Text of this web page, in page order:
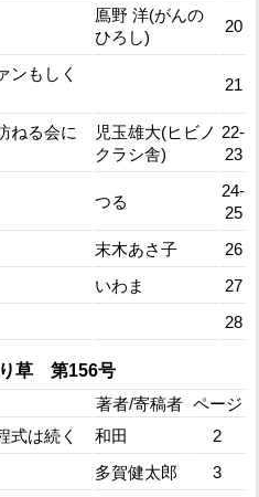
鳫野 洋(がんの
ひろし)
20
ンもしく
21
ねる会に
児玉雄大(ヒビノ
クラシ舎)
22-
23
つる
24-
25
末木あさ子
26
いわま
27
28
草 第156号
著者/寄稿者 ページ
式は続く
和田
2
多賀健太郎 3